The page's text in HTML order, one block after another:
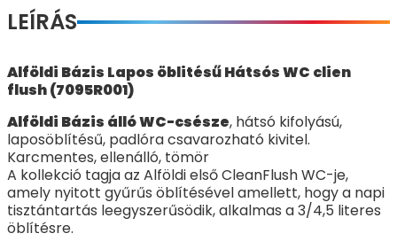
LEÍRÁS
Alföldi Bázis Lapos öblitésű Hátsós WC clien
flush (7095R001)
Alföldi Bázis álló WC-csésze, hátsó kifolyású,
laposöblítésű, padlóra csavarozható kivitel.
Karcmentes, ellenálló, tömör
A kollekció tagja az Alföldi első CleanFlush WC-je,
amely nyitott gyűrűs öblítésével amellett, hogy a napi
tisztántartás leegyszerűsödik, alkalmas a 3/4,5 literes
öblítésre.